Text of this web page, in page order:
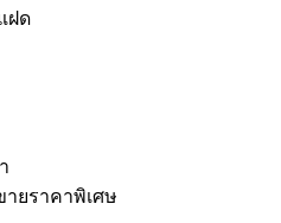
ฝด
ายราคาพิเศษ